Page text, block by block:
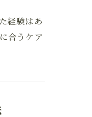
経験はあ
合うケア